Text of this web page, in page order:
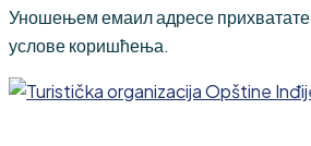
Уношењем емаил адресе прихватате
услове коришћења.